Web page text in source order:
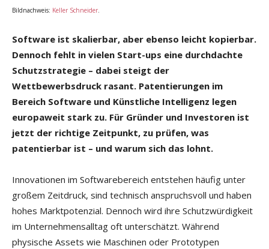
Bildnachweis: Keller Schneider.
Software ist skalierbar, aber ebenso leicht kopierbar.
Dennoch fehlt in vielen Start-ups eine durchdachte
Schutzstrategie – dabei steigt der
Wettbewerbsdruck rasant. Patentierungen im
Bereich Software und Künstliche Intelligenz legen
europaweit stark zu. Für Gründer und Investoren ist
jetzt der richtige Zeitpunkt, zu prüfen, was
patentierbar ist – und warum sich das lohnt.
Innovationen im Softwarebereich entstehen häufig unter
großem Zeitdruck, sind technisch anspruchsvoll und haben
hohes Marktpotenzial. Dennoch wird ihre Schutzwürdigkeit
im Unternehmensalltag oft unterschätzt. Während
physische Assets wie Maschinen oder Prototypen